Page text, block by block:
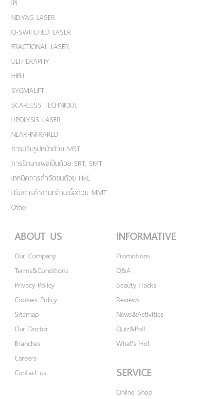
IPL
ND:YAG LASER
Q-SWITCHED LASER
FRACTIONAL LASER
ULTHERAPHY
HIFU
SYGMALIFT
SCARLESS TECHNIQUE
LIPOLYSIS LASER
NEAR-INFRARED
การปรับรูปหน้าด้วย MST
การรักษาแผลเป็นด้วย SRT, SMT
เทคนิคการกำจัดขนด้วย HRE
ปรับการทำงานกล้ามเนื้อด้วย MMT
Other
ABOUT US
Our Company
Terms&Conditions
Privacy Policy
Cookies Policy
Sitemap
Our Doctor
Branches
Careers
Contact us
INFORMATIVE
Promotions
Q&A
Beauty Hacks
Reviews
News&Activities
Quiz&Poll
What's Hot
SERVICE
Online Shop